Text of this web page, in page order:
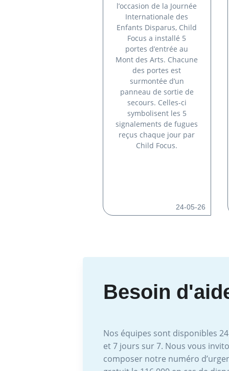
l’occasion de la Journée
Internationale des
Enfants Disparus, Child
Focus a installé 5
portes d’entrée au
Mont des Arts. Chacune
des portes est
surmontée d’un
panneau de sortie de
secours. Celles-ci
symbolisent les 5
signalements de fugues
reçus chaque jour par
Child Focus.
24-05-26
Besoin
Nos équipes sont disponibles
et 7 jours sur 7. Nous vous
composer notre numéro